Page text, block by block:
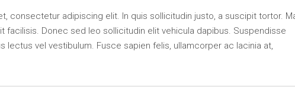
consectetur adipiscing elit. In quis sollicitudin justo, a suscipit tortor.
facilisis. Donec sed leo sollicitudin elit vehicula dapibus. Suspendisse
lectus vel vestibulum. Fusce sapien felis, ullamcorper ac lacinia at,